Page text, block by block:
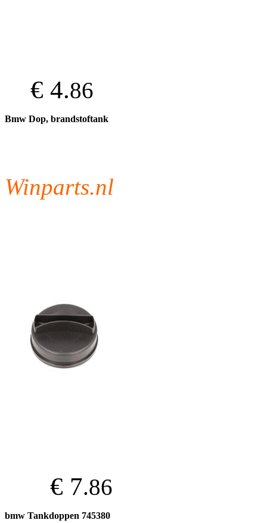
€ 4.86
Bmw Dop, brandstoftank
Winparts.nl
€ 7.86
bmw Tankdoppen 745380